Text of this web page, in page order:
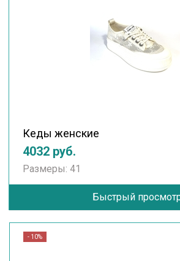
Кеды женские
4032 руб.
Размеры: 41
Быстрый
- 10%